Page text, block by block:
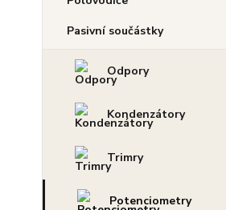
Pasivní součástky
Odpory
Kondenzátory
Trimry
Potenciometry